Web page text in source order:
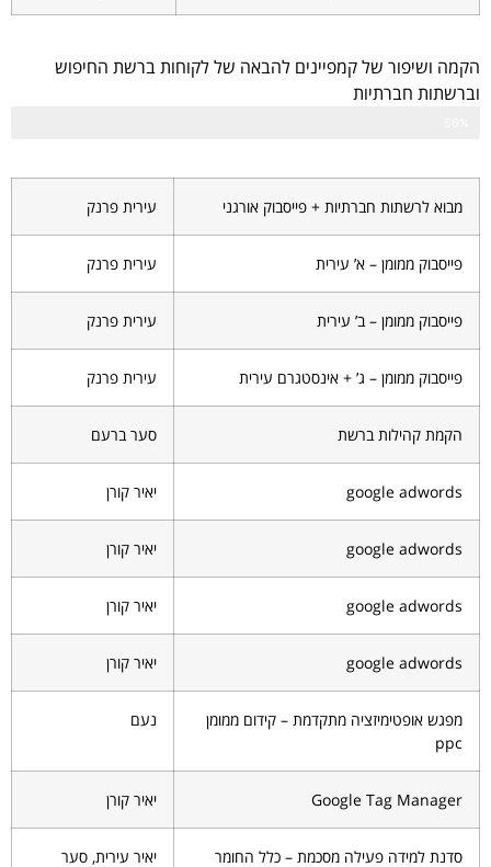
הקמה ושיפור של קמפיינים להבאה של לקוחות ברשת החיפוש
וברשתות חברתיות
מבוא לרשתות חברתיות + פייסבוק אורגני עירית פרנק
פייסבוק ממומן – א’ עירית עירית פרנק
פייסבוק ממומן – ב’ עירית עירית פרנק
פייסבוק ממומן – ג’ + אינסטגרם עירית עירית פרנק
הקמת קהילות ברשת סער ברעם
google adwords יאיר קורן
google adwords יאיר קורן
google adwords יאיר קורן
google adwords יאיר קורן
מפגש אופטימיזציה מתקדמת – קידום ממומן
ppc
נעם
Google Tag Manager יאיר קורן
סדנת למידה פעילה מסכמת – כלל החומר
יאיר עירית, סער